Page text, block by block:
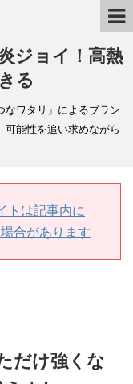
ジョイ！高熱
る
なワタリ」によるブラン
能性を追い求めながら
トは記事内に
合があります
だけ強くな